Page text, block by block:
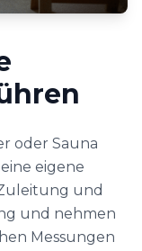
oder Sauna
eigene
und
und nehmen
Messungen